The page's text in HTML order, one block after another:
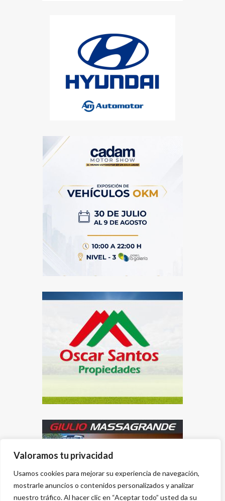
Valoramos tu privacidad
Usamos cookies para mejorar su experiencia de navegación,
mostrarle anuncios o contenidos personalizados y analizar
nuestro tráfico. Al hacer clic en “Aceptar todo” usted da su